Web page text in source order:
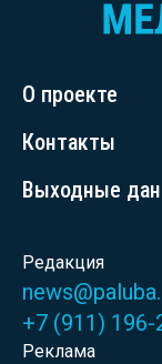
О проекте
Контакты
Выходные
Редакция
+7 (911) 196-
Реклама